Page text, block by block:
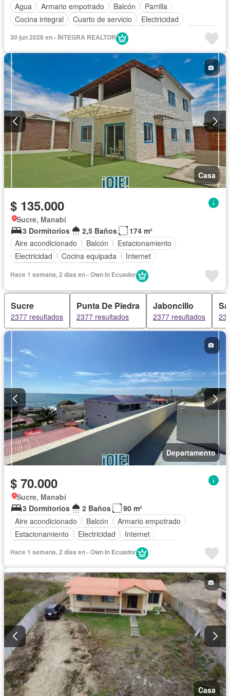
Agua
Armario empotrado Balcón
Parrilla
Cocina integral
Cuarto de servicio
Electricidad
Estacionamiento
Garita de guardianía
Jacuzzi
Jardín
Terraza
Sin amoblar
30 jun 2026 en - ÍNTEGRA REALTOR
Casa
$ 135.000
Sucre, Manabí
3 Dormitorios
2,5 Baños
174 m²
Aire acondicionado
Balcón
Estacionamiento
Electricidad
Cocina equipada
Internet
Hace 1 semana, 2 días en - Own In Ecuador
Sucre
2377 resultados
Punta De Piedra
2377 resultados
Jaboncillo
2377 resultados
Departamento
$ 70.000
Sucre, Manabí
3 Dormitorios
2 Baños
90 m²
Aire acondicionado
Balcón
Armario empotrado
Estacionamiento
Electricidad
Internet
Garita de guardianía
Completamente amoblado
Hace 1 semana, 2 días en - Own In Ecuador
Casa